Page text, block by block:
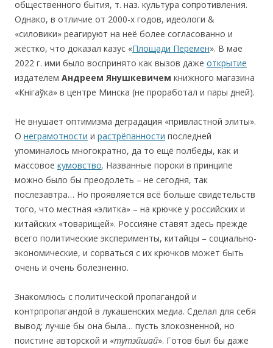
общественного бытия, т. наз. культура сопротивления.
Однако, в отличие от 2000-х годов, идеологи &
«силовики» реагируют на неё более согласованно и
жёстко, что доказал казус «Площади Перемен». В мае
2022 г. ими было воспринято как вызов даже открытие
издателем Андреем Янушкевичем книжного магазина
«Кнігаўка» в центре Минска (не проработал и пары дней).
Не внушает оптимизма деградация «привластной элиты».
О неграмотности и растрёпанности последней
упоминалось многократно, да то ещё полбеды, как и
массовое кумовство. Названные пороки в принципе
можно было бы преодолеть – не сегодня, так
послезавтра… Но проявляется всё больше свидетельств
того, что местная «элитка» – на крючке у российских и
китайских «товарищей». Россияне ставят здесь прежде
всего политические эксперименты, китайцы – социально-
экономические, и сорваться с их крючков может быть
очень и очень болезненно.
Знакомлюсь с политической пропагандой и
контрпропагандой в лукашенских медиа. Сделал для себя
вывод: лучше бы она была… пусть злокозненной, но
поистине авторской и «тутэйшай». Готов был бы даже